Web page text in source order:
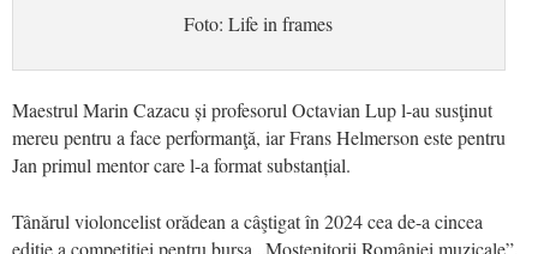
Foto: Life in frames
Maestrul Marin Cazacu și profesorul Octavian Lup l-au susţinut
mereu pentru a face performanţă, iar Frans Helmerson este pentru
Jan primul mentor care l-a format substanțial.
Tânărul violoncelist orădean a câştigat în 2024 cea de-a cincea
ediție a competiției pentru bursa „Moștenitorii României muzicale”,